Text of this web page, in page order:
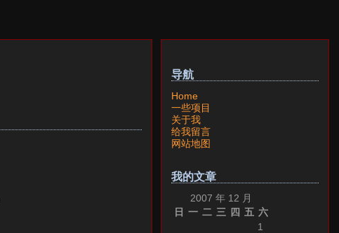
导航
Home
一些项目
关于我
给我留言
网站地图
我的文章
2007 年 12 月
日 一 二 三 四 五 六
1